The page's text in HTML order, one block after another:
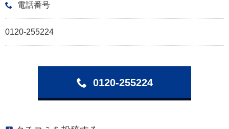
電話番号
0120-255224
0120-255224